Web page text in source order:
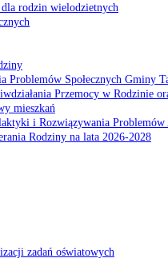
rodzin wielodzietnych
Problemów Społecznych Gminy
Przemocy w Rodzinie
mieszkań
i Rozwiązywania
Rodziny na lata 2026-2028
zadań oświatowych